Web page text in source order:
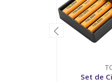
Set de